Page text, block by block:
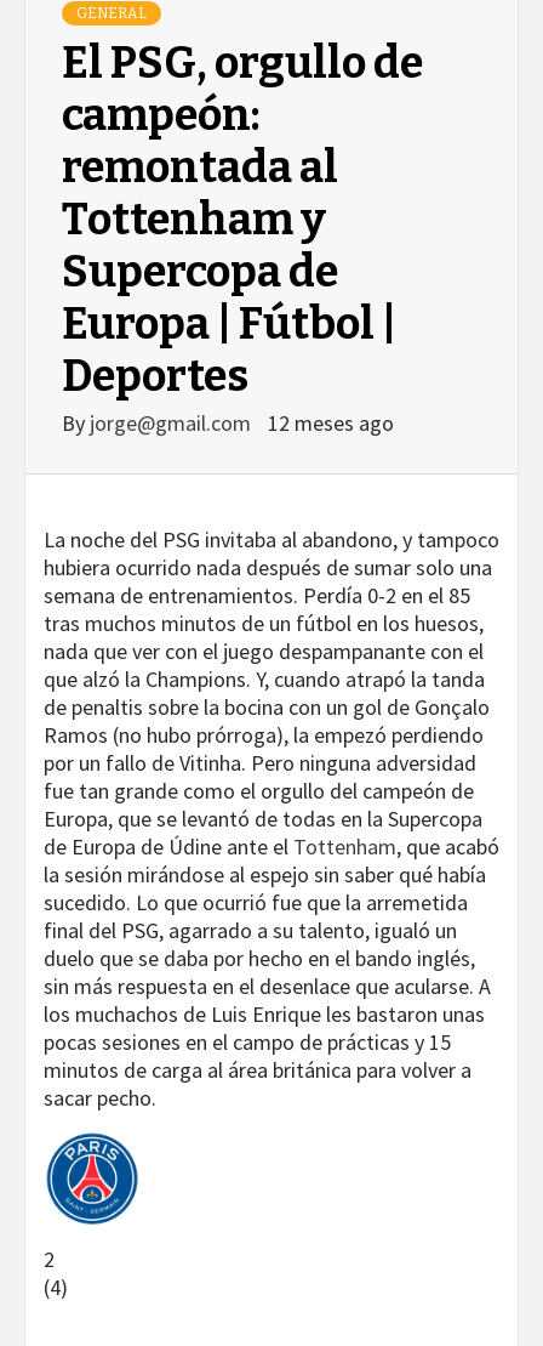
GENERAL
El PSG, orgullo de
campeón:
remontada al
Tottenham y
Supercopa de
Europa | Fútbol |
Deportes
By jorge@gmail.com 12 meses ago
La noche del PSG invitaba al abandono, y tampoco
hubiera ocurrido nada después de sumar solo una
semana de entrenamientos. Perdía 0-2 en el 85
tras muchos minutos de un fútbol en los huesos,
nada que ver con el juego despampanante con el
que alzó la Champions. Y, cuando atrapó la tanda
de penaltis sobre la bocina con un gol de Gonçalo
Ramos (no hubo prórroga), la empezó perdiendo
por un fallo de Vitinha. Pero ninguna adversidad
fue tan grande como el orgullo del campeón de
Europa, que se levantó de todas en la Supercopa
de Europa de Údine ante el Tottenham, que acabó
la sesión mirándose al espejo sin saber qué había
sucedido. Lo que ocurrió fue que la arremetida
final del PSG, agarrado a su talento, igualó un
duelo que se daba por hecho en el bando inglés,
sin más respuesta en el desenlace que acularse. A
los muchachos de Luis Enrique les bastaron unas
pocas sesiones en el campo de prácticas y 15
minutos de carga al área británica para volver a
sacar pecho.
2
(4)